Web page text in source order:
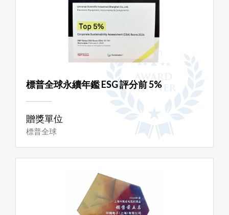
標普全球永續年鑑 ESG 評分前 5%
贈獎單位
標普全球